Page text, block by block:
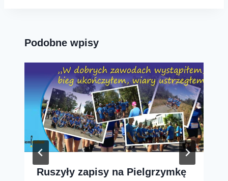
Podobne wpisy
Ruszyły zapisy na Pielgrzymkę